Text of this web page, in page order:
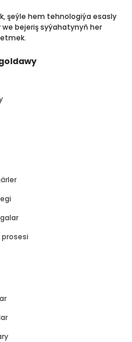
şeýle hem tehnologiýa esasly
bejeriş syýahatynyň her